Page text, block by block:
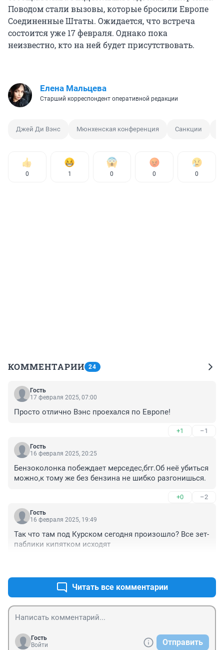
Поводом стали вызовы, которые бросили Европе
Соединенные Штаты. Ожидается, что встреча
состоится уже 17 февраля. Однако пока
неизвестно, кто на ней будет присутствовать.
Елена Мальцева
Старший корреспондент оперативной редакции
Джей Ди Вэнс Мюнхенская конференция Санкции
0 1 0 0 0
КОММЕНТАРИИ 24
Гость
17 февраля 2025, 07:00
Просто отлично Вэнс проехался по Европе!
+1 –1
Гость
16 февраля 2025, 20:25
Бензоколонка побеждает мерседес,бгг.Об неё убиться
можно,к тому же без бензина не шибко разгонишься.
+0 –2
Гость
16 февраля 2025, 19:49
Так что там под Курском сегодня произошло? Все зет-
паблики кипятком исходят
Читать все комментарии
Гость
Войти
Отправить